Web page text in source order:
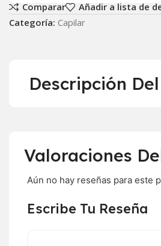
Comparar
Añadir a lista de
Categoría: Capilar
Descripción
Valoraciones
Aún no hay reseñas para este
Escribe Tu Reseña